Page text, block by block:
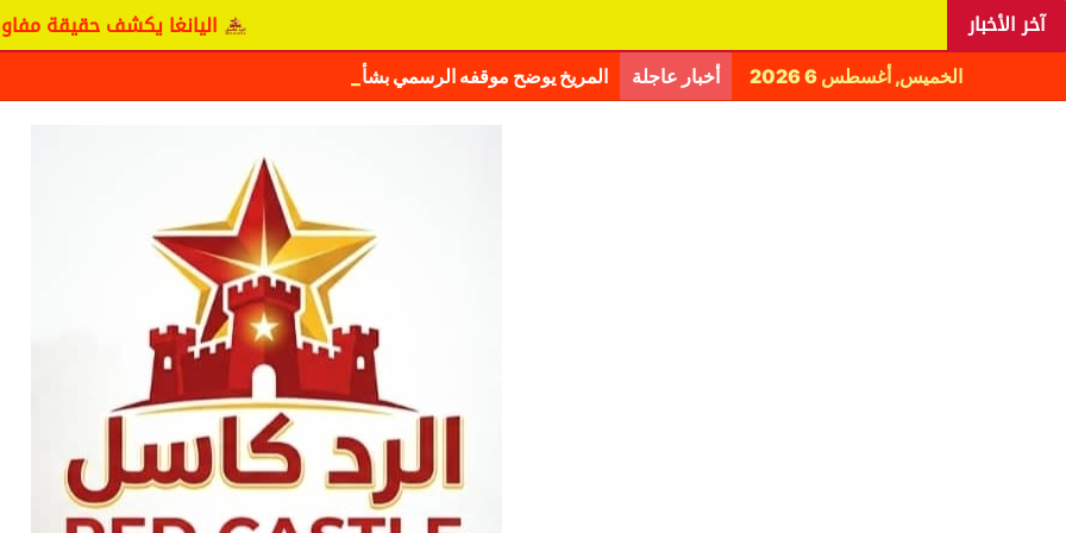
آخر الأخبار اليانغا يكشف حقيقة مفاوضات نجم المريخ
الخميس, أغسطس 6 2026 أخبار عاجلة المريخ يوضح موقفه الرسمي بشأن سيكافا.